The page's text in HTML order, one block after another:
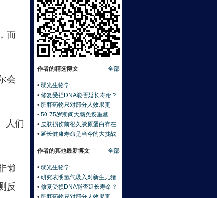
而
会
人们
懒
反
全部
作者的精选博文
• 弱光生物学
• 修复受损DNA能否延长寿命？
• 肥胖药物只对部分人效果更
佳：基因藏答案《自然》
• 50-75岁期间大脑免疫重塑
《科学》
• 皮肤损伤前很久胶原蛋白存在
降解迹象
• 延长健康寿命是当今的大挑战
全部
作者的其他最新博文
• 弱光生物学
• 研究表明氢气吸入对新生儿猪
肺安全
• 修复受损DNA能否延长寿命？
• 肥胖药物只对部分人效果更